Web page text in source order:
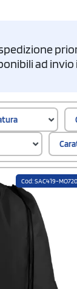
ad
Cod: SAC419-